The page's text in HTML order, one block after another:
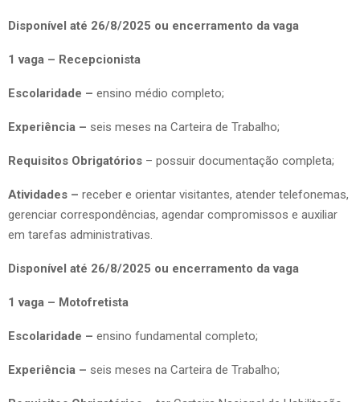
Disponível até 26/8/2025 ou encerramento da vaga
1 vaga – Recepcionista
Escolaridade – ensino médio completo;
Experiência – seis meses na Carteira de Trabalho;
Requisitos Obrigatórios – possuir documentação completa;
Atividades – receber e orientar visitantes, atender telefonemas,
gerenciar correspondências, agendar compromissos e auxiliar
em tarefas administrativas.
Disponível até 26/8/2025 ou encerramento da vaga
1 vaga – Motofretista
Escolaridade – ensino fundamental completo;
Experiência – seis meses na Carteira de Trabalho;